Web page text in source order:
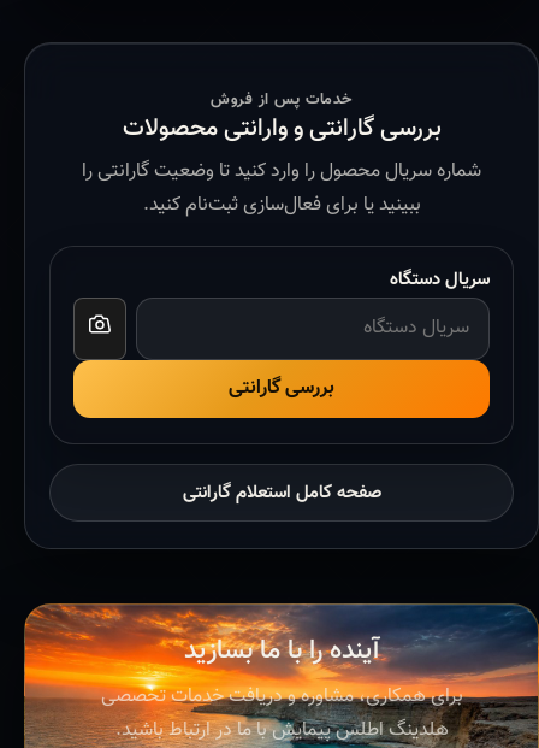
خدمات پس از فروش
بررسی گارانتی و وارانتی محصولات
شماره سریال محصول را وارد کنید تا وضعیت گارانتی را
ببینید یا برای فعال‌سازی ثبت‌نام کنید.
سریال دستگاه
بررسی گارانتی
صفحه کامل استعلام گارانتی
آینده را با ما بسازید
برای همکاری، مشاوره و دریافت خدمات تخصصی
هلدینگ اطلس پیمایش با ما در ارتباط باشید.